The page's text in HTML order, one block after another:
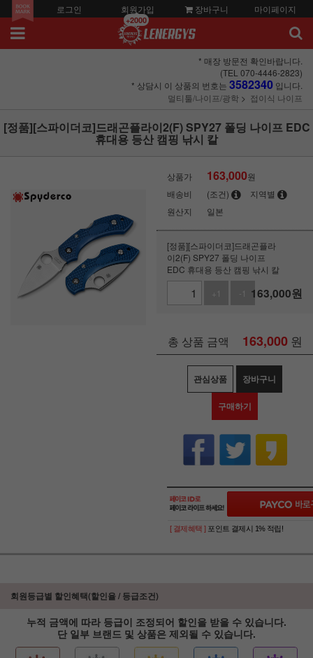
로그인 회원가입
+2000
장바구니 마이페이지
* 매장 방문전 확인바랍니다.
(TEL 070-4446-2823)
* 상담시 이 상품의 번호는 3582340 입니다.
멀티툴/나이프/광학
접이식 나이프
[정품][스파이더코]드래곤플라이2(F) SPY27 폴딩 나이프 EDC
휴대용 등산 캠핑 낚시 칼
상품가 163,000원
배송비
(조건)
지역별
원산지
일본
[정품][스파이더코]드래곤플라
이2(F) SPY27 폴딩 나이프
EDC 휴대용 등산 캠핑 낚시 칼
+1
-1 163,000원
총 상품 금액 163,000 원
관심상품 장바구니
구매하기
[ 결제혜택 ] 포인트 결제시 1% 적립!
회원등급별 할인혜택(할인율 / 등급조건)
누적 금액에 따라 등급이 조정되어 할인을 받을 수 있습니다.
단 일부 브랜드 및 상품은 제외될 수 있습니다.